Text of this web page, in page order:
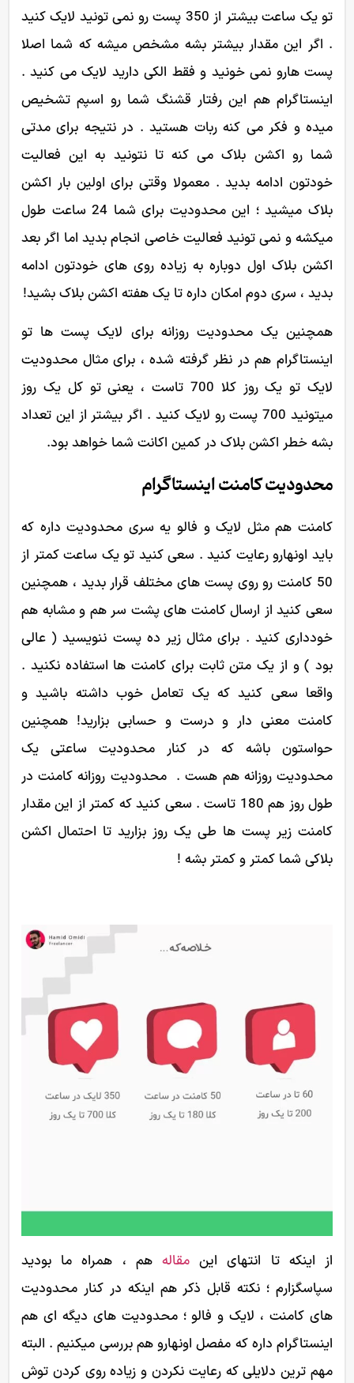
تو یک ساعت بیشتر از 350 پست رو نمی تونید لایک کنید
. اگر این مقدار بیشتر بشه مشخص میشه که شما اصلا
پست هارو نمی خونید و فقط الکی دارید لایک می کنید .
اینستاگرام هم این رفتار قشنگ شما رو اسپم تشخیص
میده و فکر می کنه ربات هستید . در نتیجه برای مدتی
شما رو اکشن بلاک می کنه تا نتونید به این فعالیت
خودتون ادامه بدید . معمولا وقتی برای اولین بار اکشن
بلاک میشید ؛ این محدودیت برای شما 24 ساعت طول
میکشه و نمی تونید فعالیت خاصی انجام بدید اما اگر بعد
اکشن بلاک اول دوباره به زیاده روی های خودتون ادامه
بدید ، سری دوم امکان داره تا یک هفته اکشن بلاک بشید!
همچنین یک محدودیت روزانه برای لایک پست ها تو
اینستاگرام هم در نظر گرفته شده ، برای مثال محدودیت
لایک تو یک روز کلا 700 تاست ، یعنی تو کل یک روز
میتونید 700 پست رو لایک کنید . اگر بیشتر از این تعداد
بشه خطر اکشن بلاک در کمین اکانت شما خواهد بود.
محدودیت کامنت اینستاگرام
کامنت هم مثل لایک و فالو یه سری محدودیت داره که
باید اونهارو رعایت کنید . سعی کنید تو یک ساعت کمتر از
50 کامنت رو روی پست های مختلف قرار بدید ، همچنین
سعی کنید از ارسال کامنت های پشت سر هم و مشابه هم
خودداری کنید . برای مثال زیر ده پست ننویسید ( عالی
بود ) و از یک متن ثابت برای کامنت ها استفاده نکنید .
واقعا سعی کنید که یک تعامل خوب داشته باشید و
کامنت معنی دار و درست و حسابی بزارید! همچنین
حواستون باشه که در کنار محدودیت ساعتی یک
محدودیت روزانه هم هست . محدودیت روزانه کامنت در
طول روز هم 180 تاست . سعی کنید که کمتر از این مقدار
کامنت زیر پست ها طی یک روز بزارید تا احتمال اکشن
بلاکی شما کمتر و کمتر بشه !
از اینکه تا انتهای این مقاله هم ، همراه ما بودید
سپاسگزارم ؛ نکته قابل ذکر هم اینکه در کنار محدودیت
های کامنت ، لایک و فالو ؛ محدودیت های دیگه ای هم
اینستاگرام داره که مفصل اونهارو هم بررسی میکنیم . البته
مهم ترین دلایلی که رعایت نکردن و زیاده روی کردن توش